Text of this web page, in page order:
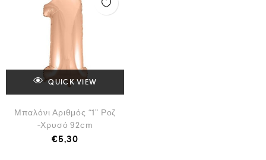
QUICK VIEW
Μπαλόνι Αριθμός “1” Ροζ
-Χρυσό 92cm
€5,30